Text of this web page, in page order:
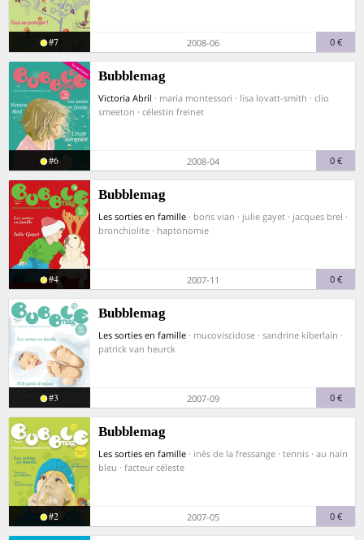
#7 2008-06 0 €
Bubblemag
Victoria Abril · maria montessori · lisa lovatt-smith · clio
smeeton · célestin freinet
#6 2008-04 0 €
Bubblemag
Les sorties en famille · boris vian · julie gayet · jacques brel ·
bronchiolite · haptonomie
#4 2007-11 0 €
Bubblemag
Les sorties en famille · mucoviscidose · sandrine kiberlain ·
patrick van heurck
#3 2007-09 0 €
Bubblemag
Les sorties en famille · inès de la fressange · tennis · au nain
bleu · facteur céleste
#2 2007-05 0 €